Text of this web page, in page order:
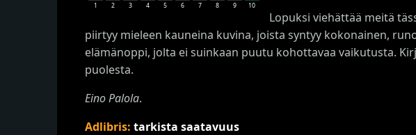
1 2 3 4 5 6 7 8 9 10
Lopuksi viehättää meitä
piirtyy mieleen kauneina kuvina, joista syntyy kokonainen,
elämänoppi, jolta ei suinkaan puutu kohottavaa vaikutusta.
puolesta.
Eino Palola.
Adlibris: tarkista saatavuus